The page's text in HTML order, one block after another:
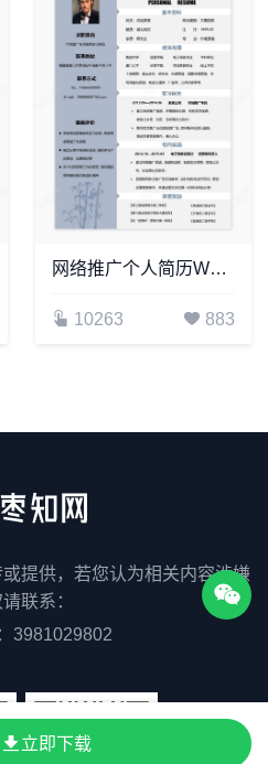
立即下载
网络推广个人简历Word模板
10263 883
提供，若您认为相关内容涉嫌
联系：
3981029802